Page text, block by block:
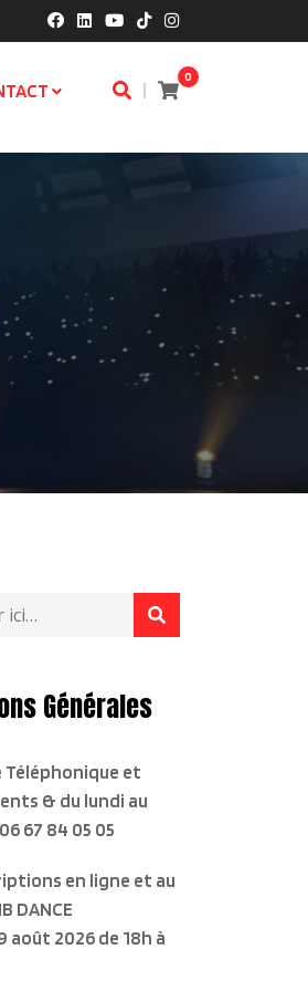
0
|
Générales
Téléphonique et
& du lundi au
67 84 05 05
en ligne et au
DANCE
août 2026 de 18h à